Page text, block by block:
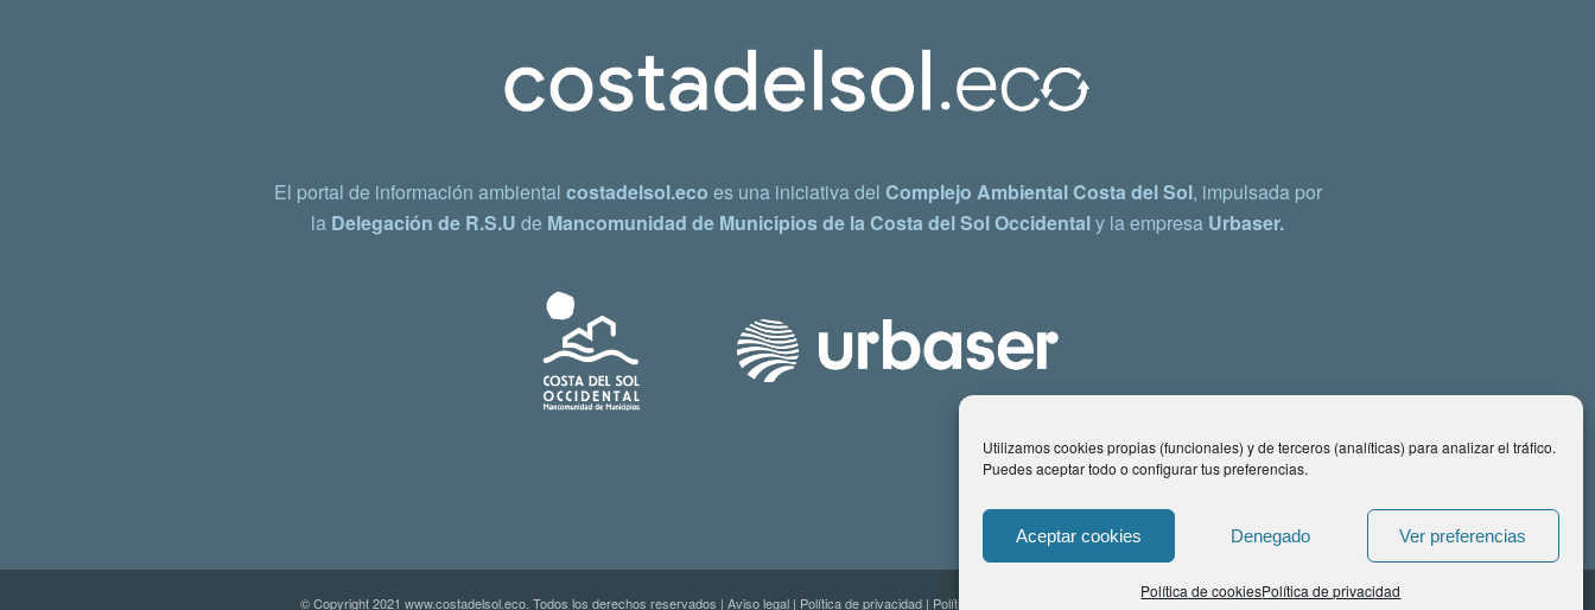
Utilizamos cookies propias (funcionales) y de terceros (analíticas) para analizar el tráfico.
Puedes aceptar todo o configurar tus preferencias.
Aceptar cookies Denegado Ver preferencias
Política de cookiesPolítica de privacidad
El portal de información ambiental costadelsol.eco es una iniciativa del Complejo Ambiental Costa del Sol, impulsada por
la Delegación de R.S.U de Mancomunidad de Municipios de la Costa del Sol Occidentaly la empresa Urbaser.
© Copyright 2021 www.costadelsol.eco. Todos los derechos reservados | Aviso legal| Política de privacidad| Política de Cookies | Contacto: comunicacion@costadelsol.eco